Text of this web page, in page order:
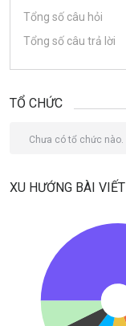
Tổng số câu hỏi
Tổng số câu trả lời
TỔ CHỨC
Chưa có tổ chức nào.
XU HƯỚNG BÀI VIẾT